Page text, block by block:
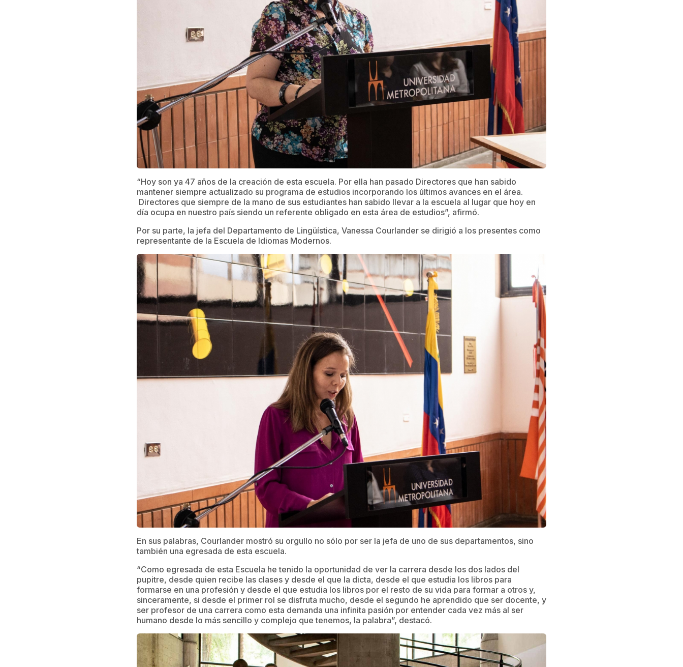
“Hoy son ya 47 años de la creación de esta escuela. Por ella han pasado Directores que han sabido
mantener siempre actualizado su programa de estudios incorporando los últimos avances en el área.
Directores que siempre de la mano de sus estudiantes han sabido llevar a la escuela al lugar que hoy en
día ocupa en nuestro país siendo un referente obligado en esta área de estudios”, afirmó.
Por su parte, la jefa del Departamento de Lingüística, Vanessa Courlander se dirigió a los presentes como
representante de la Escuela de Idiomas Modernos.
En sus palabras, Courlander mostró su orgullo no sólo por ser la jefa de uno de sus departamentos, sino
también una egresada de esta escuela.
“Como egresada de esta Escuela he tenido la oportunidad de ver la carrera desde los dos lados del
pupitre, desde quien recibe las clases y desde el que la dicta, desde el que estudia los libros para
formarse en una profesión y desde el que estudia los libros por el resto de su vida para formar a otros y,
sinceramente, si desde el primer rol se disfruta mucho, desde el segundo he aprendido que ser docente, y
ser profesor de una carrera como esta demanda una infinita pasión por entender cada vez más al ser
humano desde lo más sencillo y complejo que tenemos, la palabra”, destacó.